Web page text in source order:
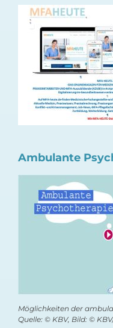
Ambulante
Möglichkeiten der
Quelle: © KBV, Bild: © KBV/